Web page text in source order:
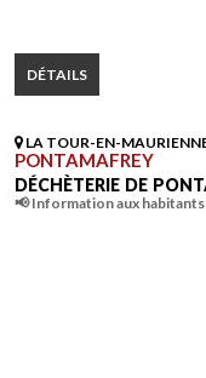
DÉTAILS
LA TOUR-EN-
PONTAMAFREY
DÉCHÈTERIE DE
📢 Information aux